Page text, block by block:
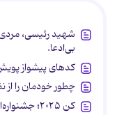
شهید رئیسی،
بی‌ادعا.
کدهای پیشواز
چطور خودمان را از نظر ذهنی ۳۸
کن ۲۰۲۵؛ جشنواره‌ای علیه خانواده